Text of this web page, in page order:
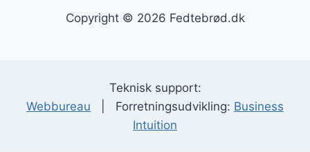
Copyright © 2026 Fedtebrød.dk
Teknisk support:
Webbureau | Forretningsudvikling: Business
Intuition